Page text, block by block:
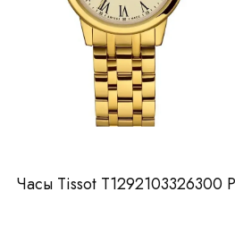
Часы Tissot T1292103326300